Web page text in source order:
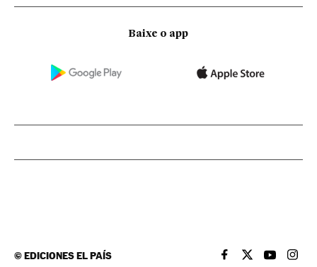
Baixe o app
©EDICIONES EL PAÍS EL PAÍS BRASIL EN
EL PAÍSEL PAÍS
EL